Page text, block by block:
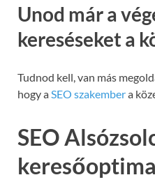
Unod már a
kereséseket a
Tudnod kell, van más
hogy aSEO szakembera
SEO